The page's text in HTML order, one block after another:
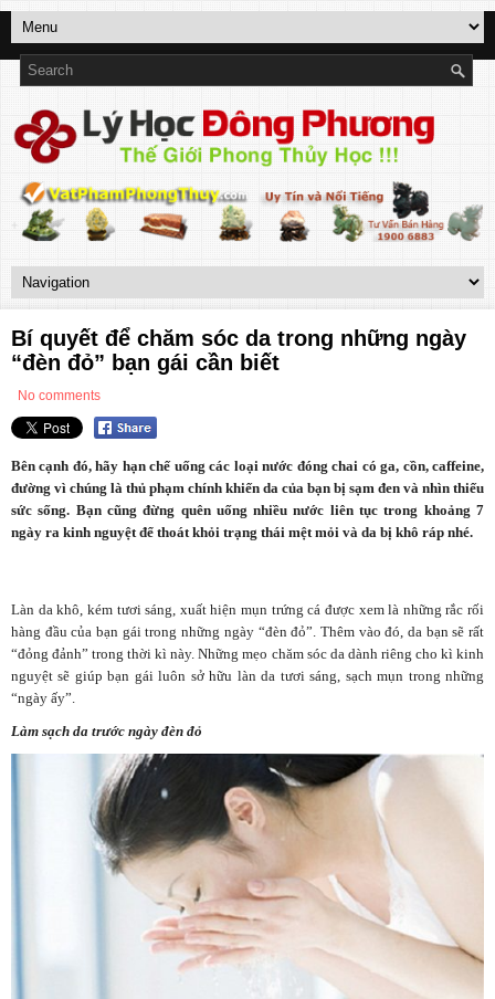
Bí quyết để chăm sóc da trong những ngày
“đèn đỏ” bạn gái cần biết
No comments
Bên cạnh đó, hãy hạn chế uống các loại nước đóng chai có ga, cồn, caffeine,
đường vì chúng là thủ phạm chính khiến da của bạn bị sạm đen và nhìn thiếu
sức sống. Bạn cũng đừng quên uống nhiều nước liên tục trong khoảng 7
ngày ra kinh nguyệt để thoát khỏi trạng thái mệt mỏi và da bị khô ráp nhé.
Làn da khô, kém tươi sáng, xuất hiện mụn trứng cá được xem là những rắc rối
hàng đầu của bạn gái trong những ngày “đèn đỏ”. Thêm vào đó, da bạn sẽ rất
“đỏng đảnh” trong thời kì này. Những mẹo chăm sóc da dành riêng cho kì kinh
nguyệt sẽ giúp bạn gái luôn sở hữu làn da tươi sáng, sạch mụn trong những
“ngày ấy”.
Làm sạch da trước ngày đèn đỏ